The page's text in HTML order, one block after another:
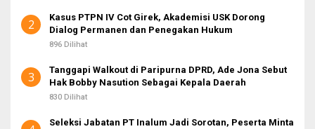
2
Kasus PTPN IV Cot Girek, Akademisi USK Dorong
Dialog Permanen dan Penegakan Hukum
896 Dilihat
3
Tanggapi Walkout di Paripurna DPRD, Ade Jona Sebut
Hak Bobby Nasution Sebagai Kepala Daerah
830 Dilihat
Seleksi Jabatan PT Inalum Jadi Sorotan, Peserta Minta